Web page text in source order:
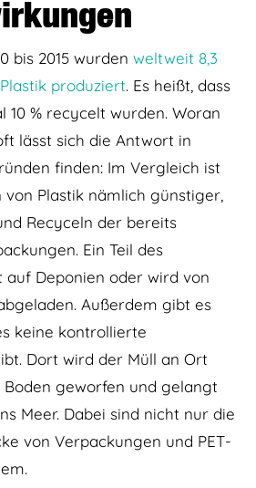
bis 2015 wurdenweltweit 8,3
produziert. Es heißt, dass
10 % recycelt wurden. Woran
lässt sich die Antwort in
finden: Im Vergleich ist
Plastik nämlich günstiger,
Recyceln der bereits
Ein Teil des
auf Deponien oder wird von
Außerdem gibt es
keine kontrollierte
Dort wird der Müll an Ort
geworfen und gelangt
Meer. Dabei sind nicht nur die
von Verpackungen und PET-